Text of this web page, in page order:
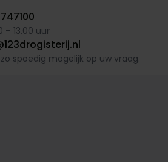
– 13.00 uur
spoedig mogelijk op uw vraag.